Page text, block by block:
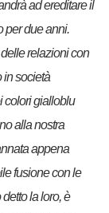
ad ereditare il
per due anni.
relazioni con
in società
colori gialloblu
alla nostra
appena
fusione con le
la loro, è